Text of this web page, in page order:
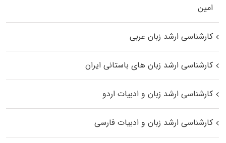
اﻣﻴﻦ
کارشناسی ارشد زبان عربی
کارشناسی ارشد زبان‌ های باستانی ایران
کارشناسی ارشد زبان و ادبیات اردو
کارشناسی ارشد زبان و ادبیات فارسی